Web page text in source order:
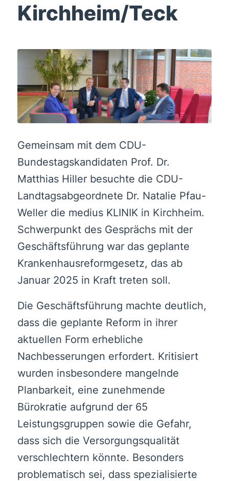
Kirchheim/Teck
Gemeinsam mit dem CDU-
Bundestagskandidaten Prof. Dr.
Matthias Hiller besuchte die CDU-
Landtagsabgeordnete Dr. Natalie Pfau-
Weller die medius KLINIK in Kirchheim.
Schwerpunkt des Gesprächs mit der
Geschäftsführung war das geplante
Krankenhausreformgesetz, das ab
Januar 2025 in Kraft treten soll.
Die Geschäftsführung machte deutlich,
dass die geplante Reform in ihrer
aktuellen Form erhebliche
Nachbesserungen erfordert. Kritisiert
wurden insbesondere mangelnde
Planbarkeit, eine zunehmende
Bürokratie aufgrund der 65
Leistungsgruppen sowie die Gefahr,
dass sich die Versorgungsqualität
verschlechtern könnte. Besonders
problematisch sei, dass spezialisierte